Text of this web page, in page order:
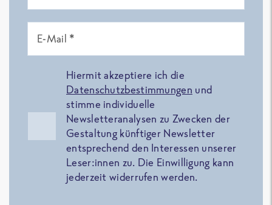
E-Mail *
Hiermit akzeptiere ich die
Datenschutzbestimmungen und
stimme individuelle
Newsletteranalysen zu Zwecken der
Gestaltung künftiger Newsletter
entsprechend den Interessen unserer
Leser:innen zu. Die Einwilligung kann
jederzeit widerrufen werden.